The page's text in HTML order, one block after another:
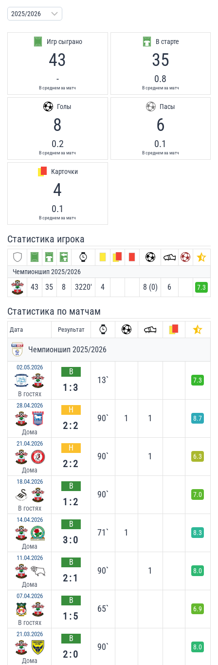
Игр сыграно
43
-
В среднем за матч
В старте
35
0.8
В среднем за матч
Голы
8
0.2
В среднем за матч
Пасы
6
0.1
В среднем за матч
Карточки
4
0.1
В среднем за матч
Статистика игрока
Чемпионшип 2025/2026
43 35 8 3220′ 4 8 (0) 6 7.3
Статистика по матчам
Дата Результат
Чемпионшип 2025/2026
02.05.2026
В гостях
В
1:3
13` 7.3
28.04.2026
Дома
Н
2:2
90` 1 1 8.7
21.04.2026
Дома
Н
2:2
90` 1 6.3
18.04.2026
В гостях
В
1:2
90` 7.0
14.04.2026
Дома
В
3:0
71` 1 8.3
11.04.2026
Дома
В
2:1
90` 1 8.0
07.04.2026
В гостях
В
1:5
65` 6.9
21.03.2026
Дома
В
2:0
90` 8.0